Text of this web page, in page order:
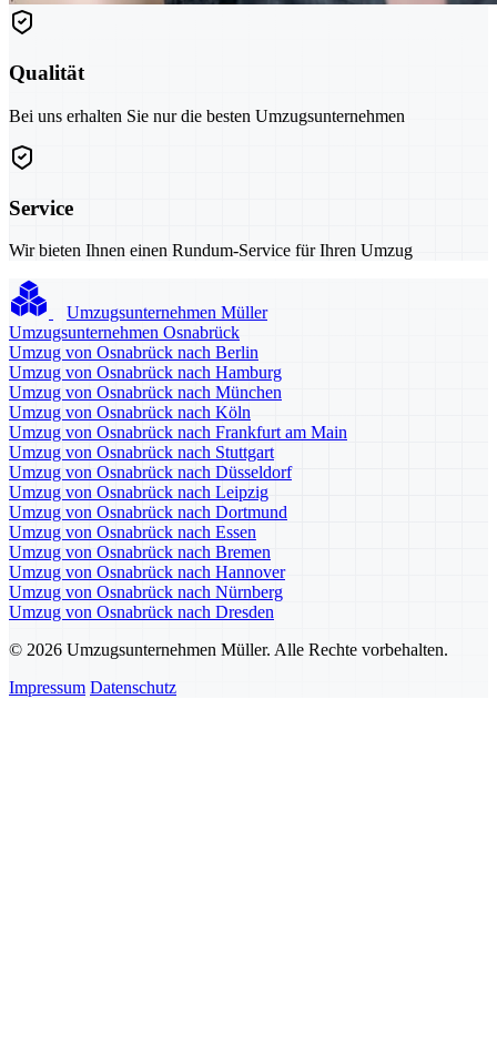
Qualität
Bei uns erhalten Sie nur die besten Umzugsunternehmen
Service
Wir bieten Ihnen einen Rundum-Service für Ihren Umzug
Umzugsunternehmen Müller
Umzugsunternehmen Osnabrück
Umzug von Osnabrück nach Berlin
Umzug von Osnabrück nach Hamburg
Umzug von Osnabrück nach München
Umzug von Osnabrück nach Köln
Umzug von Osnabrück nach Frankfurt am Main
Umzug von Osnabrück nach Stuttgart
Umzug von Osnabrück nach Düsseldorf
Umzug von Osnabrück nach Leipzig
Umzug von Osnabrück nach Dortmund
Umzug von Osnabrück nach Essen
Umzug von Osnabrück nach Bremen
Umzug von Osnabrück nach Hannover
Umzug von Osnabrück nach Nürnberg
Umzug von Osnabrück nach Dresden
© 2026 Umzugsunternehmen Müller. Alle Rechte vorbehalten.
Impressum Datenschutz